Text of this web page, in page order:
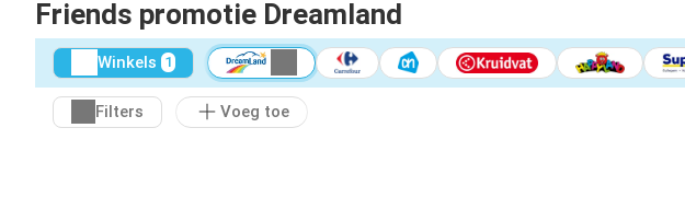
Friends promotie Dreamland
Winkels 1
Filters Voeg toe